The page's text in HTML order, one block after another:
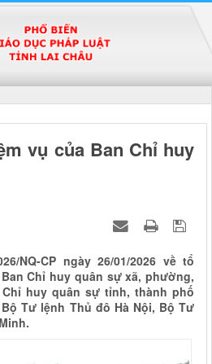
vụ của Ban Chỉ huy
NQ-CP ngày 26/01/2026 về tổ
Chỉ huy quân sự xã, phường,
huy quân sự tỉnh, thành phố
Tư lệnh Thủ đô Hà Nội, Bộ Tư